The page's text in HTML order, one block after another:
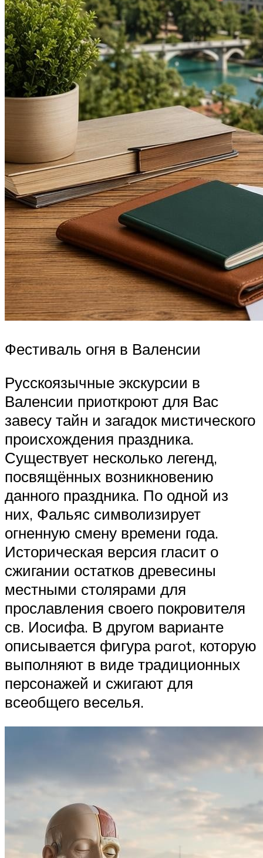
Фестиваль огня в Валенсии
Русскоязычные экскурсии в
Валенсии приоткроют для Вас
завесу тайн и загадок мистического
происхождения праздника.
Существует несколько легенд,
посвящённых возникновению
данного праздника. По одной из
них, Фальяс символизирует
огненную смену времени года.
Историческая версия гласит о
сжигании остатков древесины
местными столярами для
прославления своего покровителя
св. Иосифа. В другом варианте
описывается фигура parot, которую
выполняют в виде традиционных
персонажей и сжигают для
всеобщего веселья.